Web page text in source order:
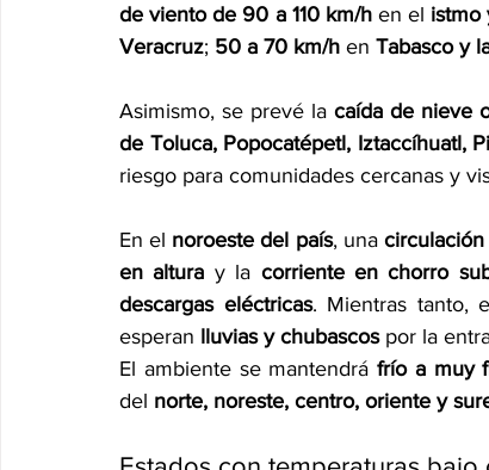
de viento de 90 a 110 km/h en el istmo
Veracruz; 50 a 70 km/h en Tabasco y
Asimismo, se prevé la caída de nieve
de Toluca, Popocatépetl, Iztaccíhuatl,
riesgo para comunidades cercanas y
En el noroeste del país, una
en altura y la corriente en chorro
descargas eléctricas. Mientras tanto,
esperan lluvias y chubascos por la
El ambiente se mantendrá frío a muy
del norte, noreste, centro, oriente y